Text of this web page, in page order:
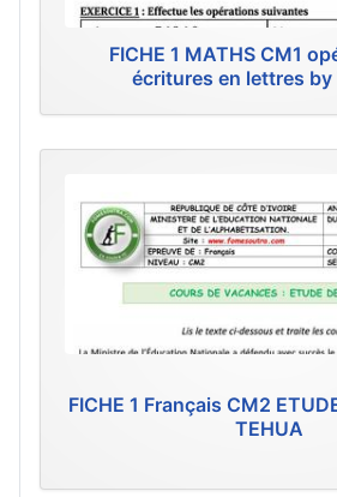
FICHE 1 MATHS CM1
écritures en lettres by
FICHE 1 Français CM2
TEHUA